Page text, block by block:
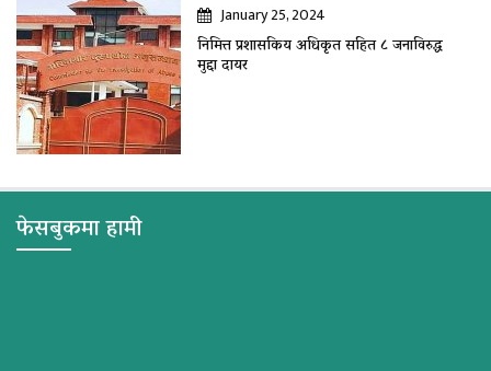
January 25, 2024
निमित्त प्रशासकिय अधिकृत सहित ८ जनाविरुद्ध
मुद्दा दायर
फेसबुकमा हामी